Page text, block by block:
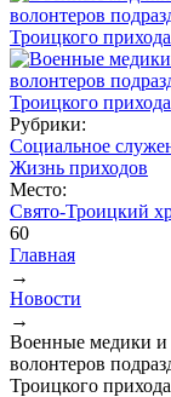
Рубрики:
Социальное
Жизнь приходов
Место:
Свято-Троицкий
60
Вы здесь
Главная
→
Новости
→
Военные медики
волонтеров
Троицкого прихода